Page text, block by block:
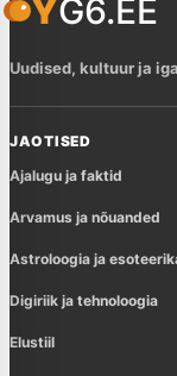
YG6.EE
Uudised, kultuur ja
JAOTISED
Ajalugu ja faktid
Arvamus ja nõuanded
Astroloogia ja
Digiriik ja tehnoloogia
Elustiil